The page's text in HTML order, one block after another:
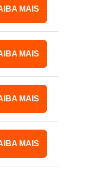
MAIS
MAIS
MAIS
MAIS